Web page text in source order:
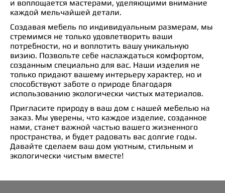
и воплощается мастерами, уделяющими внимание
каждой мельчайшей детали.
Создавая мебель по индивидуальным размерам, мы
стремимся не только удовлетворить ваши
потребности, но и воплотить вашу уникальную
визию. Позвольте себе наслаждаться комфортом,
созданным специально для вас. Наши изделия не
только придают вашему интерьеру характер, но и
способствуют заботе о природе благодаря
использованию экологически чистых материалов.
Пригласите природу в ваш дом с нашей мебелью на
заказ. Мы уверены, что каждое изделие, созданное
нами, станет важной частью вашего жизненного
пространства, и будет радовать вас долгие годы.
Давайте сделаем ваш дом уютным, стильным и
экологически чистым вместе!